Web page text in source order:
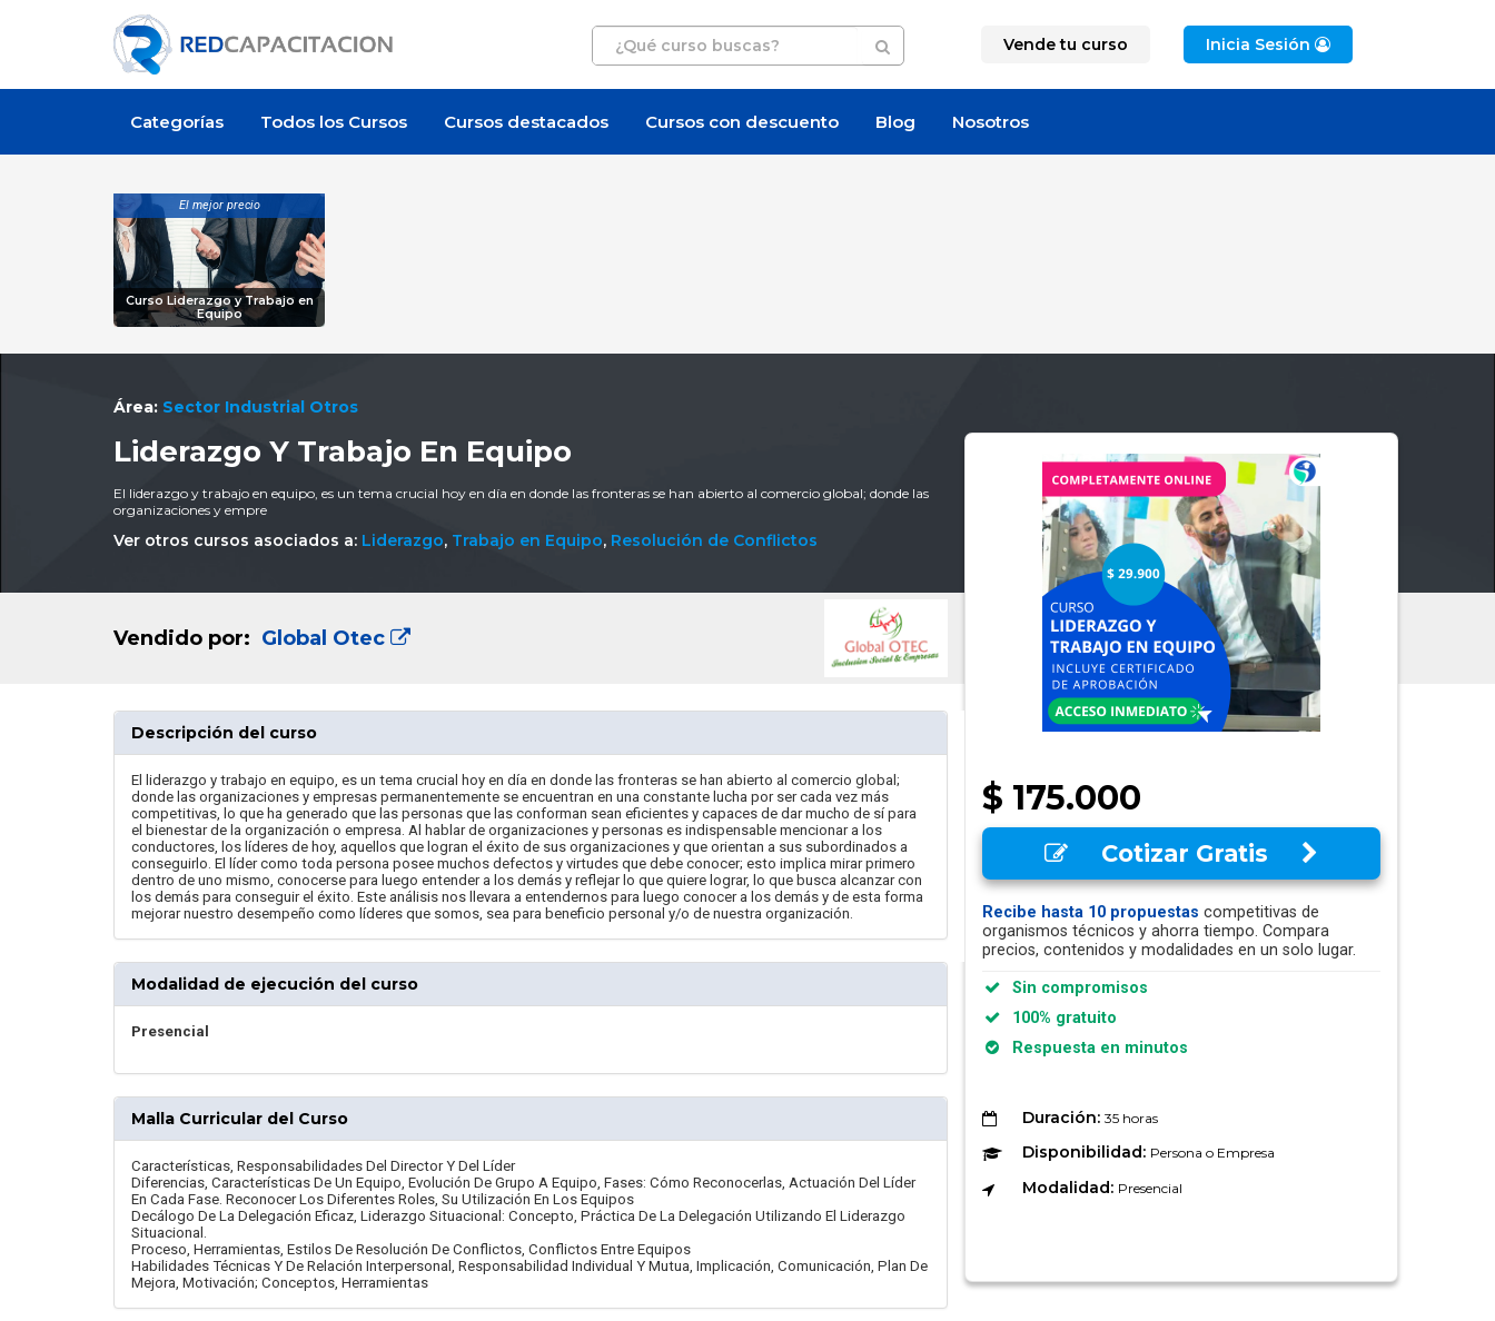
Vende tu curso Inicia Sesión
Categorías Todos los Cursos Cursos destacados Cursos con descuento Blog Nosotros
El mejor precio
Curso Liderazgo y Trabajo en
Equipo
Área: Sector Industrial Otros
Liderazgo Y Trabajo En Equipo
El liderazgo y trabajo en equipo, es un tema crucial hoy en día en donde las fronteras se han abierto al comercio global; donde las
organizaciones y empre
Ver otros cursos asociados a: Liderazgo, Trabajo en Equipo, Resolución de Conflictos
Vendido por: Global Otec
$ 175.000
Cotizar Gratis
Recibe hasta 10 propuestas competitivas de
organismos técnicos y ahorra tiempo. Compara
precios, contenidos y modalidades en un solo lugar.
Sin compromisos
100% gratuito
Respuesta en minutos
Duración: 35 horas
Disponibilidad: Persona o Empresa
Modalidad: Presencial
Descripción del curso
El liderazgo y trabajo en equipo, es un tema crucial hoy en día en donde las fronteras se han abierto al comercio global;
donde las organizaciones y empresas permanentemente se encuentran en una constante lucha por ser cada vez más
competitivas, lo que ha generado que las personas que las conforman sean eficientes y capaces de dar mucho de sí para
el bienestar de la organización o empresa. Al hablar de organizaciones y personas es indispensable mencionar a los
conductores, los líderes de hoy, aquellos que logran el éxito de sus organizaciones y que orientan a sus subordinados a
conseguirlo. El líder como toda persona posee muchos defectos y virtudes que debe conocer; esto implica mirar primero
dentro de uno mismo, conocerse para luego entender a los demás y reflejar lo que quiere lograr, lo que busca alcanzar con
los demás para conseguir el éxito. Este análisis nos llevara a entendernos para luego conocer a los demás y de esta forma
mejorar nuestro desempeño como líderes que somos, sea para beneficio personal y/o de nuestra organización.
Modalidad de ejecución del curso
Presencial
Malla Curricular del Curso
Características, Responsabilidades Del Director Y Del Líder
Diferencias, Características De Un Equipo, Evolución De Grupo A Equipo, Fases: Cómo Reconocerlas, Actuación Del Líder
En Cada Fase. Reconocer Los Diferentes Roles, Su Utilización En Los Equipos
Decálogo De La Delegación Eficaz, Liderazgo Situacional: Concepto, Práctica De La Delegación Utilizando El Liderazgo
Situacional.
Proceso, Herramientas, Estilos De Resolución De Conflictos, Conflictos Entre Equipos
Habilidades Técnicas Y De Relación Interpersonal, Responsabilidad Individual Y Mutua, Implicación, Comunicación, Plan De
Mejora, Motivación; Conceptos, Herramientas